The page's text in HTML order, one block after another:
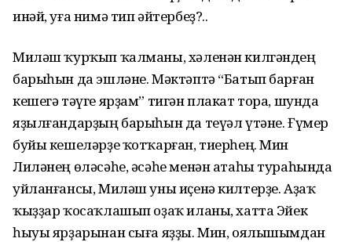
инәй, уға нимә тип әйтербеҙ?..
Миләш ҡурҡып ҡалманы, хәленән килгәндең
барыһын да эшләне. Мәктәптә “Батып барған
кешегә тәүге ярҙам” тигән плакат тора, шунда
яҙылғандарҙың барыһын да теүәл үтәне. Ғүмер
буйы кешеләрҙе ҡотҡарған, тиерһең. Мин
Лиләнең өләсәһе, әсәһе менән атаһы тураһында
уйланғансы, Миләш уны иҫенә килтерҙе. Аҙаҡ
ҡыҙҙар ҡосаҡлашып оҙаҡ иланы, хатта Эйек
һыуы ярҙарынан сыға яҙҙы. Мин, оялышымдан